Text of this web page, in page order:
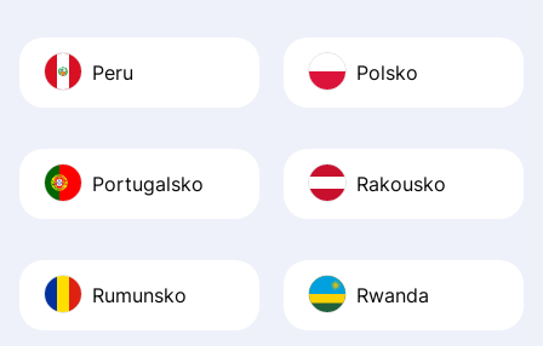
Peru Polsko
Portugalsko Rakousko
Rumunsko Rwanda